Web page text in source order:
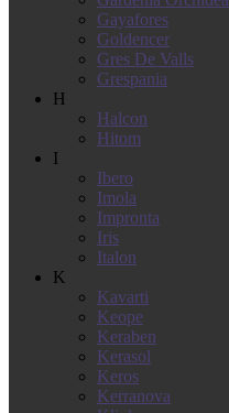
Gayafores
Goldencer
Gres De Valls
Grespania
H
Halcon
Hitom
I
Ibero
Imola
Impronta
Iris
Italon
K
Kavarti
Keope
Keraben
Kerasol
Keros
Kerranova